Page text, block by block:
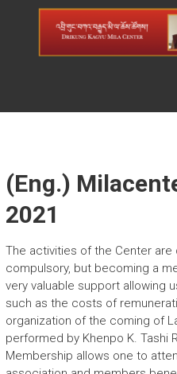
DRIKUNG KAGYU
CENTER
(Eng.)
2021
The activities of the Center
compulsory, but becoming a
very valuable support allowing
such as the costs of
organization of the coming of
performed by Khenpo K. Tashi
Membership allows one to